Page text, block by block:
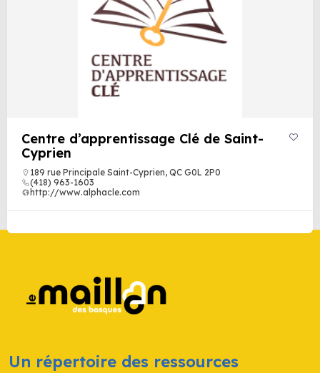
Centre d’apprentissage Clé de Saint-
Cyprien
189 rue Principale Saint-Cyprien, QC G0L 2P0
(418) 963-1603
http://www.alphacle.com
Un répertoire des ressources